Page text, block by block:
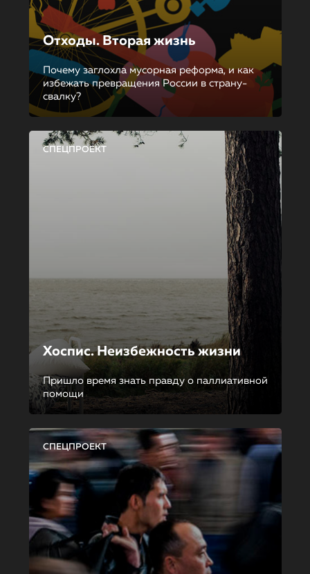
Отходы. Вторая жизнь
Почему заглохла мусорная реформа, и как
избежать превращения России в страну-
свалку?
СПЕЦПРОЕКТ
Хоспис. Неизбежность жизни
Пришло время знать правду о паллиативной
помощи
СПЕЦПРОЕКТ